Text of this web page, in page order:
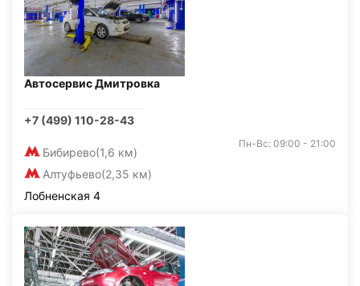
Автосервис Дмитровка
+7 (499) 110-28-43
Бибирево(1,6 км)
Алтуфьево(2,35 км)
Пн-Вс: 09:00 - 21:00
Лобненская 4